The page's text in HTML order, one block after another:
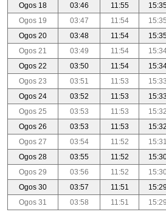
Ogos 18
03:46 11:55
Ogos 19
03:47 11:54 15:35
Ogos 20
03:48 11:54
Ogos 21
03:49 11:54
Ogos 22
03:50 11:54
Ogos 23
03:51 11:53 15:33
Ogos 24
03:52 11:53 15:33
Ogos 25
03:53 11:53 15:32
Ogos 26
03:53 11:53 15:32
Ogos 27
03:54 11:52 15:31
Ogos 28
03:55 11:52
Ogos 29
03:56 11:52
Ogos 30
03:57 11:51 15:29
Ogos 31
03:58 11:51 15:29